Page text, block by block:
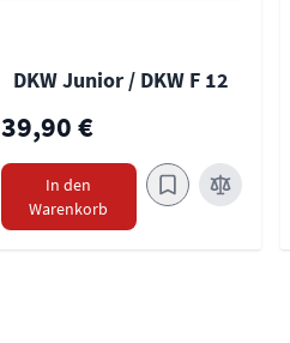
DKW Junior / DKW F 12
39,90 €
In den
Warenkorb